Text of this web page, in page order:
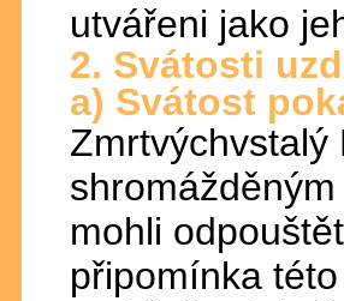
utvářeni jako
2. Svátosti
a) Svátost
Zmrtvýchvstalý
mohli
připomínka